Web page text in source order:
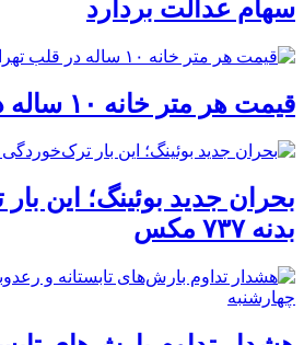
سهام عدالت بردارد
قیمت هر متر خانه ۱۰ ساله در قلب تهران
بحران جدید بوئینگ؛ این
بدنه ۷۳۷ مکس